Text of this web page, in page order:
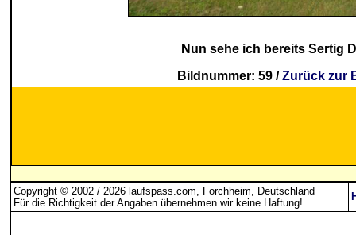
Nun sehe ich bereits Sertig
Bildnummer: 59 /Zurück zur
Copyright © 2002 / 2026 laufspass.com, Forchheim, Deutschland
Für die Richtigkeit der Angaben übernehmen wir keine Haftung!